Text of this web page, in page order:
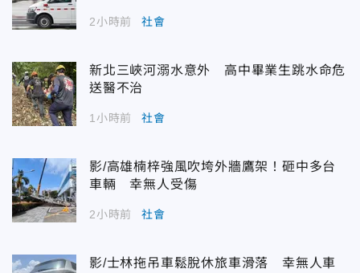
2小時前 社會
新北三峽河溺水意外 高中畢業生跳水命危
送醫不治
1小時前 社會
影/高雄楠梓強風吹垮外牆鷹架！砸中多台
車輛 幸無人受傷
2小時前 社會
影/士林拖吊車鬆脫休旅車滑落 幸無人車